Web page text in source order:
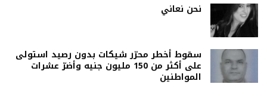
نحن نعاني
سقوط أخطر محرّر شيكات بدون رصيد استولى
على أكثر من 150 مليون جنيه وأضرّ عشرات
المواطنين